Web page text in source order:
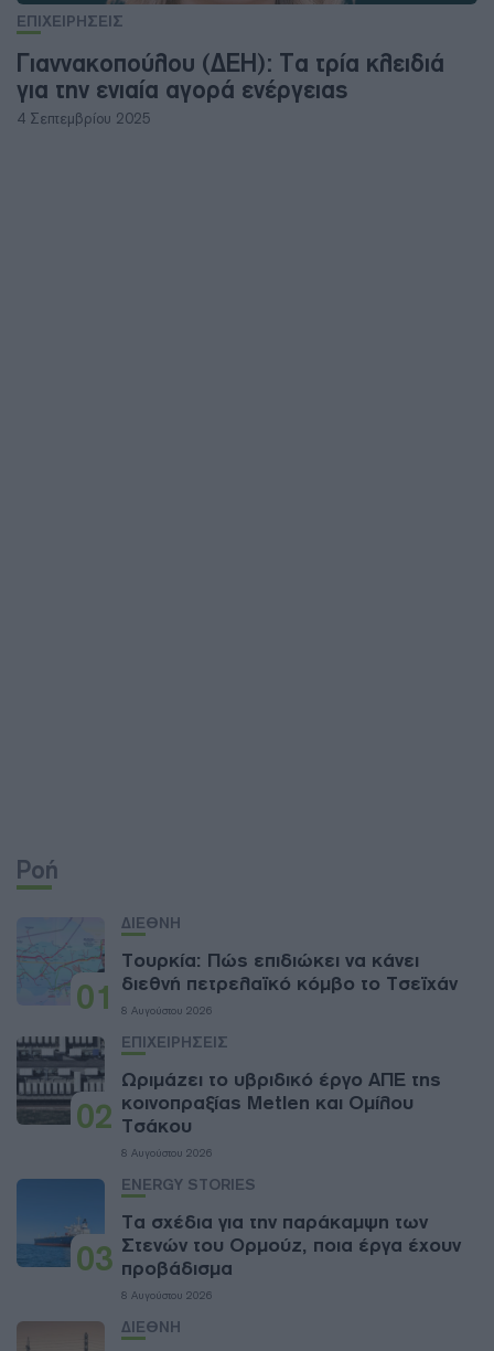
ΕΠΙΧΕΙΡΗΣΕΙΣ
Γιαννακοπούλου (ΔΕΗ): Τα τρία κλειδιά
για την ενιαία αγορά ενέργειας
4 Σεπτεμβρίου 2025
Ροή
01
ΔΙΕΘΝΗ
Τουρκία: Πώς επιδιώκει να κάνει
διεθνή πετρελαϊκό κόμβο το Τσεϊχάν
8 Αυγούστου 2026
02
ΕΠΙΧΕΙΡΗΣΕΙΣ
Ωριμάζει το υβριδικό έργο ΑΠΕ της
κοινοπραξίας Metlen και Ομίλου
Τσάκου
8 Αυγούστου 2026
03
ENERGY STORIES
Τα σχέδια για την παράκαμψη των
Στενών του Ορμούζ, ποια έργα έχουν
προβάδισμα
8 Αυγούστου 2026
ΔΙΕΘΝΗ